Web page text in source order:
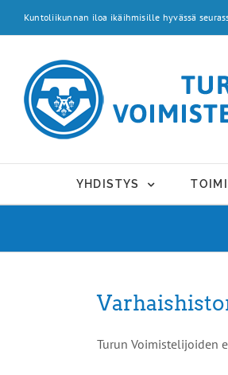
Kuntoliikunnan iloa ikäihmisille hyvässä
YHDISTYS
Turun Voimistelijoiden